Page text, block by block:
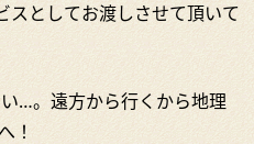
スとしてお渡しさせて頂いて
…。遠方から行くから地理
！